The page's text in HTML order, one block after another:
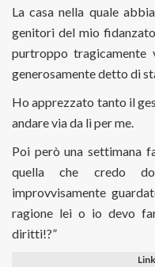
La casa nella quale
genitori del mio
purtroppo tragicamente
generosamente detto di
Ho apprezzato tanto il
andare via da lì per me.
Poi però una settimana
quella che credo
improvvisamente
ragione lei o io devo
diritti!?”